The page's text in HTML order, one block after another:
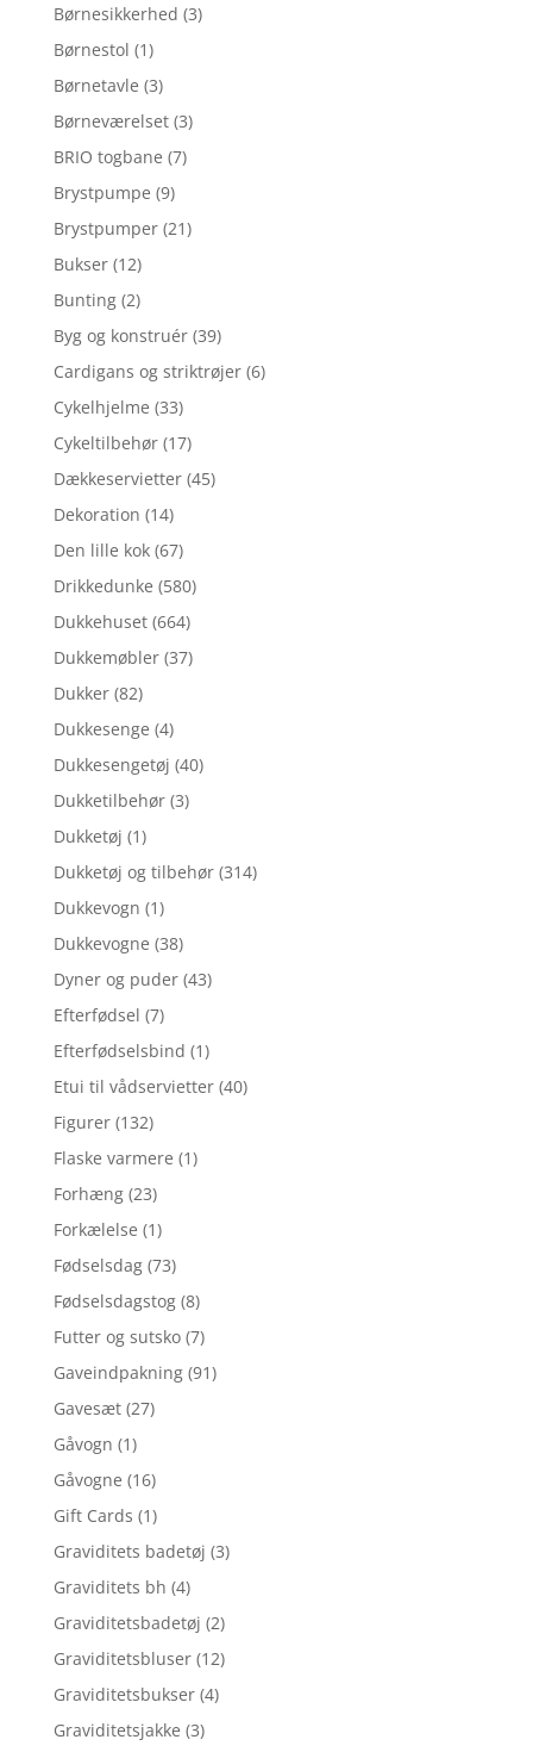
Børnesikkerhed (3)
Børnestol (1)
Børnetavle (3)
Børneværelset (3)
BRIO togbane (7)
Brystpumpe (9)
Brystpumper (21)
Bukser (12)
Bunting (2)
Byg og konstruér (39)
Cardigans og striktrøjer (6)
Cykelhjelme (33)
Cykeltilbehør (17)
Dækkeservietter (45)
Dekoration (14)
Den lille kok (67)
Drikkedunke (580)
Dukkehuset (664)
Dukkemøbler (37)
Dukker (82)
Dukkesenge (4)
Dukkesengetøj (40)
Dukketilbehør (3)
Dukketøj (1)
Dukketøj og tilbehør (314)
Dukkevogn (1)
Dukkevogne (38)
Dyner og puder (43)
Efterfødsel (7)
Efterfødselsbind (1)
Etui til vådservietter (40)
Figurer (132)
Flaske varmere (1)
Forhæng (23)
Forkælelse (1)
Fødselsdag (73)
Fødselsdagstog (8)
Futter og sutsko (7)
Gaveindpakning (91)
Gavesæt (27)
Gåvogn (1)
Gåvogne (16)
Gift Cards (1)
Graviditets badetøj (3)
Graviditets bh (4)
Graviditetsbadetøj (2)
Graviditetsbluser (12)
Graviditetsbukser (4)
Graviditetsjakke (3)